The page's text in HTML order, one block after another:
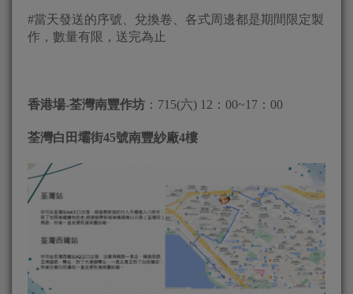
#當天發送的序號、兌換卷、各式周邊都是期間限定製
作，數量有限，送完為止
香港場-荃灣南豐作坊 ：715(六) 12：00~17：00
荃灣白田壩街45號南豐紗廠4樓